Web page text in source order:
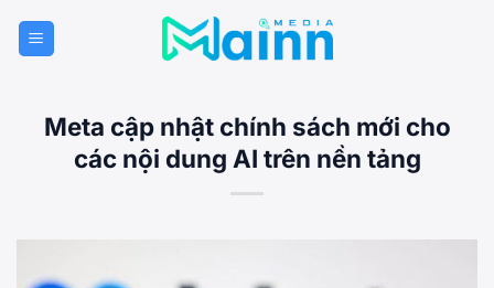
qua
Meta cập nhật chính sách mới cho
các nội dung AI trên nền tảng